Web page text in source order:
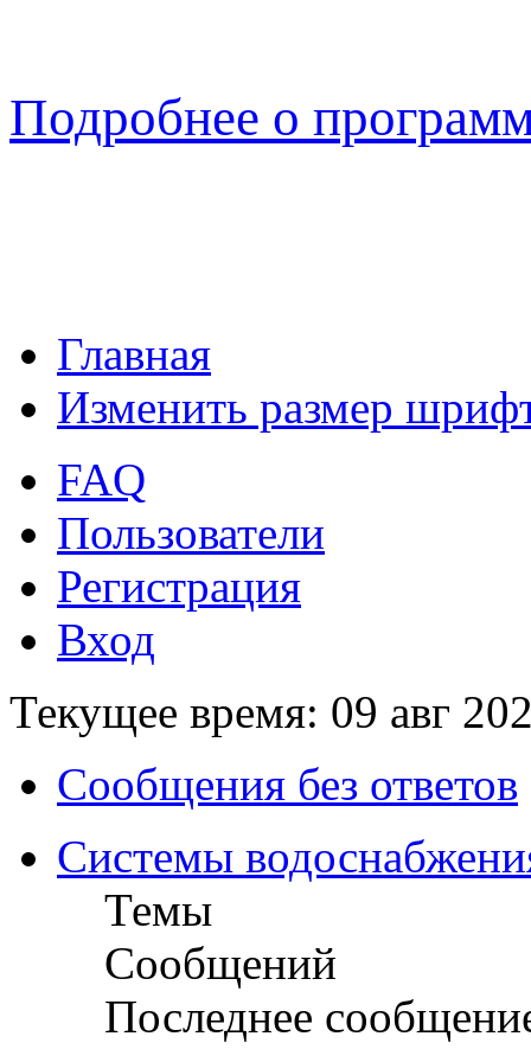
Подробнее о
Главная
Изменить размер
FAQ
Пользователи
Регистрация
Вход
Текущее время: 09 авг
Сообщения без ответов
Системы
Темы
Сообщений
Последнее